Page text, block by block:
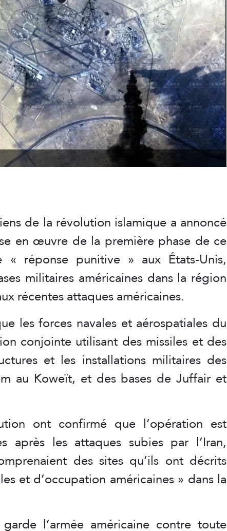
de la révolution islamique a annoncé
en œuvre de la première phase de ce
réponse punitive » aux États-Unis,
militaires américaines dans la région
récentes attaques américaines.
les forces navales et aérospatiales du
conjointe utilisant des missiles et des
et les installations militaires des
au Koweït, et des bases de Juffair et
ont confirmé que l’opération est
après les attaques subies par l’Iran,
des sites qu’ils ont décrits
et d’occupation américaines » dans la
l’armée américaine contre toute